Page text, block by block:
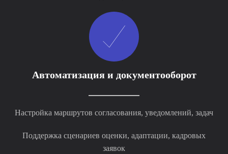
Автоматизация и документооборот
Настройка маршрутов согласования, уведомлений, задач
Поддержка сценариев оценки, адаптации, кадровых
заявок